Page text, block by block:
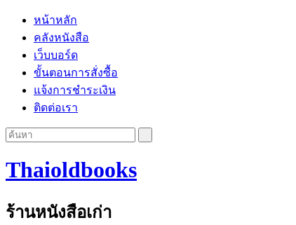
หน้าหลัก
คลังหนังสือ
เว็บบอร์ด
ขั้นตอนการสั่งซื้อ
แจ้งการชำระเงิน
ติดต่อเรา
Thaioldbooks
ร้านหนังสือเก่า